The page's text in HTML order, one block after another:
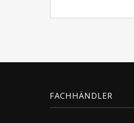
FACHHÄNDLER